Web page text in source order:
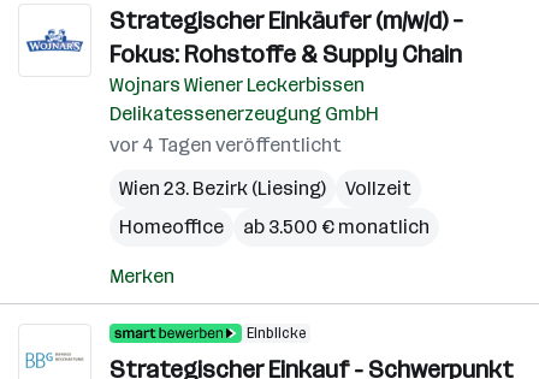
Strategischer Einkäufer (m/w/d) –
Fokus: Rohstoffe & Supply Chain
Wojnars Wiener Leckerbissen
Delikatessenerzeugung GmbH
vor 4 Tagen veröffentlicht
Wien 23. Bezirk (Liesing)
Vollzeit
Homeoffice
ab 3.500 € monatlich
Merken
Einblicke
Strategischer Einkauf - Schwerpunkt